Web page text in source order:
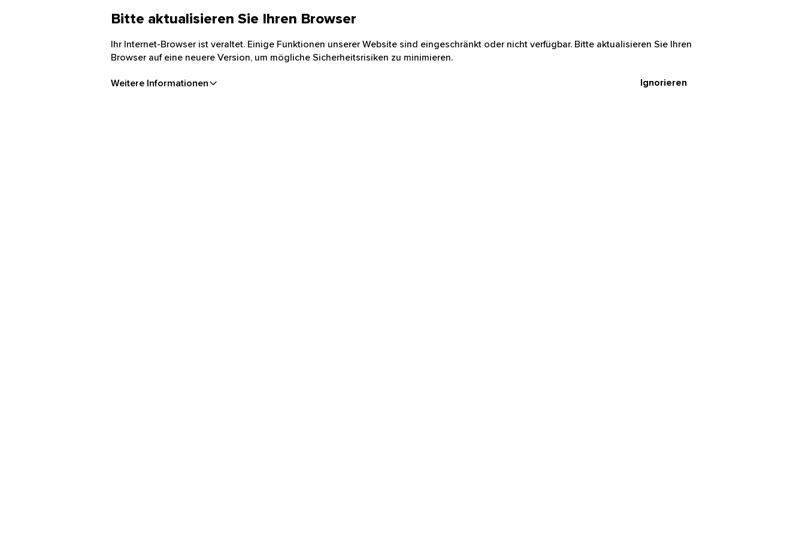
Bitte aktualisieren Sie Ihren Browser
Ihr Internet-Browser ist veraltet. Einige Funktionen unserer Website sind eingeschränkt oder nicht verfügbar. Bitte aktualisieren Sie Ihren
Browser auf eine neuere Version, um mögliche Sicherheitsrisiken zu minimieren.
Weitere Informationen Ignorieren